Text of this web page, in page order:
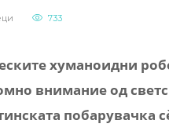
733
хуманоидни
внимание од
побарувачка